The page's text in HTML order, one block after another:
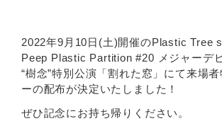
2022年9月10日(土)開催のPlastic Tree
Peep Plastic Partition #20 メジャーデ
“樹念”特別公演「割れた窓」にて来場
ーの配布が決定いたしました！
ぜひ記念にお持ち帰りください。